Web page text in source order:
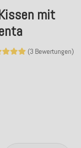
mit
(3 Bewertungen)